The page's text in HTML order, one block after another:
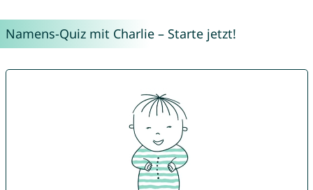
Namens-Quiz mit Charlie – Starte jetzt!